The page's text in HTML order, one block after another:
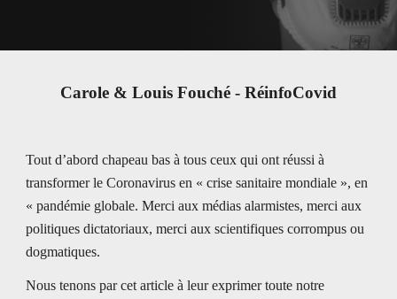
Carole & Louis Fouché - RéinfoCovid
Tout d’abord chapeau bas à tous ceux qui ont réussi à
transformer le Coronavirus en « crise sanitaire mondiale », en
« pandémie globale. Merci aux médias alarmistes, merci aux
politiques dictatoriaux, merci aux scientifiques corrompus ou
dogmatiques.
Nous tenons par cet article à leur exprimer toute notre